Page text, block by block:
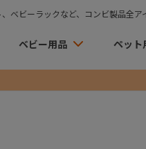
ベビーラックなど、コンビ製品全ア
ベビー用品 ペット